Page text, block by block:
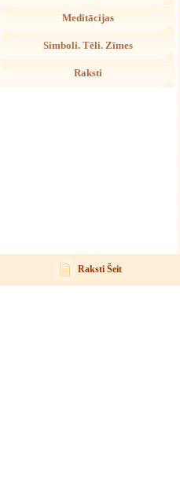
Meditācijas
Simboli. Tēli. Zīmes
Raksti
Raksti Šeit